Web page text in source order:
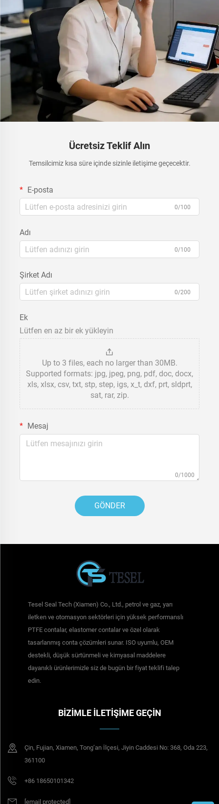
Ücretsiz Teklif Alın
Temsilcimiz kısa süre içinde sizinle iletişime geçecektir.
E-posta
0/100
Adı
0/100
Şirket Adı
0/200
Ek
Lütfen en az bir ek yükleyin
Up to 3 files, each no larger than 30MB.
Supported formats: jpg, jpeg, png, pdf, doc, docx,
xls, xlsx, csv, txt, stp, step, igs, x_t, dxf, prt, sldprt,
sat, rar, zip.
Mesaj
0/1000
GÖNDER
Tesel Seal Tech (Xiamen) Co., Ltd., petrol ve gaz, yarı
iletken ve otomasyon sektörleri için yüksek performanslı
PTFE contalar, elastomer contalar ve özel olarak
tasarlanmış conta çözümleri sunar. ISO uyumlu, OEM
destekli, düşük sürtünmeli ve kimyasal maddelere
dayanıklı ürünlerimizle siz de bugün bir fiyat teklifi talep
edin.
BIZIMLE İLETIŞIME GEÇIN
Çin, Fujian, Xiamen, Tong’an İlçesi, Jiyin Caddesi No: 368, Oda 223,
361100
+86 18650101342
[email protected]